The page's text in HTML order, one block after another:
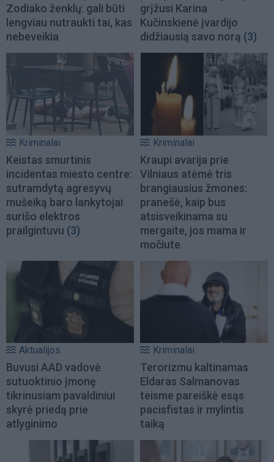
Zodiako ženklų: gali būti
lengviau nutraukti tai, kas
nebeveikia
grįžusi Karina
Kučinskienė įvardijo
didžiausią savo norą (3)
Kriminalai
Keistas smurtinis
incidentas miesto centre:
sutramdytą agresyvų
mušeiką baro lankytojai
surišo elektros
prailgintuvu (3)
Kriminalai
Kraupi avarija prie
Vilniaus atėmė tris
brangiausius žmones:
pranešė, kaip bus
atsisveikinama su
mergaite, jos mama ir
močiute
Aktualijos
Buvusi AAD vadovė
sutuoktinio įmonę
tikrinusiam pavaldiniui
skyrė priedą prie
atlyginimo
Kriminalai
Terorizmu kaltinamas
Eldaras Salmanovas
teisme pareiškė esąs
pacisfistas ir mylintis
taiką